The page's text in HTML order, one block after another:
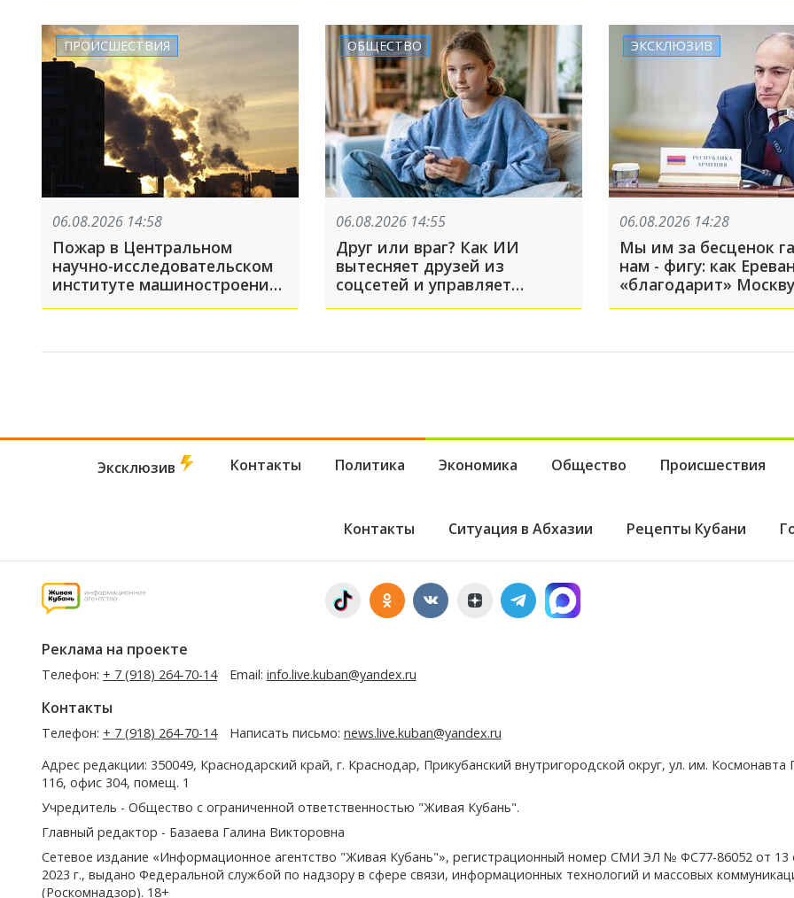
ПРОИСШЕСТВИЯ
06.08.2026 14:58
Пожар в Центральном
научно-исследовательском
институте машиностроения
ОБЩЕСТВО
06.08.2026 14:55
Друг или враг? Как ИИ
вытесняет друзей из
соцсетей и управляет
ЭКСКЛЮЗИВ
06.08.2026 14:28
Мы им за бесценок
нам - фигу: как Ереван
«благодарит»
Эксклюзив Контакты Политика Экономика Общество Происшествия
Контакты Ситуация в Абхазии Рецепты Кубани
Реклама на проекте
Телефон: + 7 (918) 264-70-14 Email: info.live.kuban@yandex.ru
Контакты
Телефон: + 7 (918) 264-70-14 Написать письмо: news.live.kuban@yandex.ru
Адрес редакции: 350049, Краснодарский край, г. Краснодар, Прикубанский внутригородской округ, ул. им. Космонавта
116, офис 304, помещ. 1
Учредитель - Общество с ограниченной ответственностью "Живая Кубань".
Главный редактор - Базаева Галина Викторовна
Сетевое издание «Информационное агентство "Живая Кубань"», регистрационный номер СМИ ЭЛ № ФС77-86052 от 13
2023 г., выдано Федеральной службой по надзору в сфере связи, информационных технологий и массовых
(Роскомнадзор). 18+